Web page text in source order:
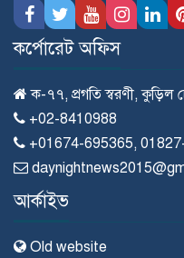
কর্পোরেট অফিস
ক-৭৭, প্রগতি স্বরণী, কুড়িল
+02-8410988
+01674-695365,
আর্কাইভ
Old website